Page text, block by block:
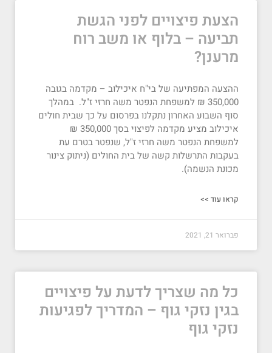
הצעת פיצויים לפני הגשת
תביעה – בלוף או משב רוח
מרענן?
ההצעה המפתיעה של בי"ח איכילוב – מקדמה בגובה
350,000 ₪ למשפחת הנפטר משה חרזי ז"ל. במהלך
סוף השבוע האחרון נתקלנו בפרסום על כך שבית חולים
איכילוב מציע מקדמה לפיצוי בסך 350,000 ₪
למשפחת הנפטר משה חרזי ז"ל, שנפטר בטרם עת
בעקבות התרשלות קשה של בית החולים (ניתוק צינור
מכונת הנשמה).
קראו עוד >>
פברואר 21, 2021
כל מה שצריך לדעת על פיצויים
בגין נזקי גוף – המדריך לפגיעות
נזקי גוף